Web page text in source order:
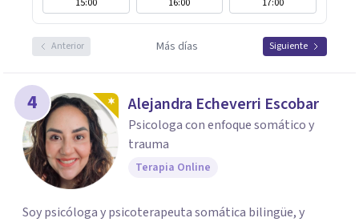
15:00 16:00 17:00
Anterior Más días Siguiente
4 Alejandra Echeverri Escobar
Psicologa con enfoque somático y
trauma
Terapia Online
Soy psicóloga y psicoterapeuta somática bilingüe, y